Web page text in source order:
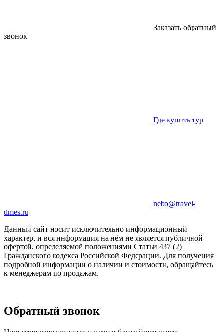
Заказать обратный
звонок
Где купить тур
nebo@travel-
times.ru
Данный сайт носит исключительно информационный
характер, и вся информация на нём не является публичной
офертой, определяемой положениями Статьи 437 (2)
Гражданского кодекса Российской Федерации. Для получения
подробной информации о наличии и стоимости, обращайтесь
к менеджерам по продажам.
Обратный звонок